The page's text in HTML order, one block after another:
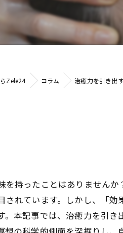
ヒ
Zele24 コラム 治癒力を引き出
持ったことはありません
れています。しかし、「
本記事では、治癒力を引き